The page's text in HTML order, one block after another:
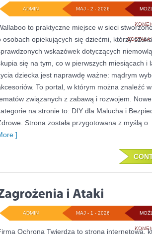
ZOSTAŁA
MAJ - 2 - 2026
ADMIN
to praktyczne miejsce w sieci
osobach opiekujących się dziećmi, którzy
wskazówek dotyczących
się na tym, co w pierwszych miesiącach i
dziecka jest naprawdę ważne: mądrym
To portal, w którym można znaleźć
związanych z zabawą i rozwojem. Nowe
na stronie to: DIY dla Malucha i
Strona została przygotowana z myślą o
]
MAJ - 1 - 2026
ADMIN
Ochrona Twierdza to strona internetowa,